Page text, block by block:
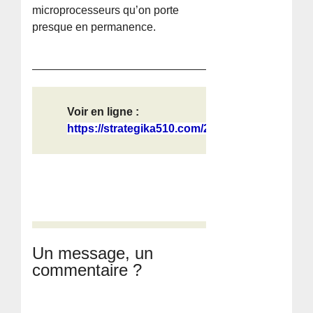
microprocesseurs qu’on porte
presque en permanence.
Voir en ligne :
https://strategika510.com/2026/07/0...
Un message, un
commentaire ?